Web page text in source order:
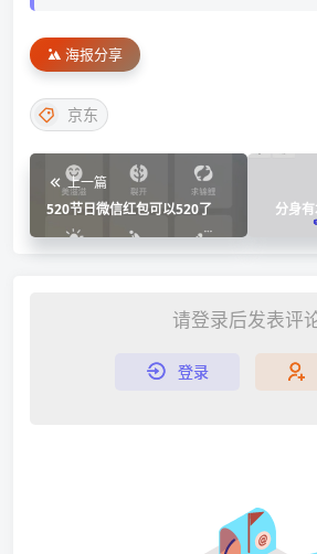
海报分享
京东
上一篇
520节日微信红包可以520了
分身
请登录后发表评
登录